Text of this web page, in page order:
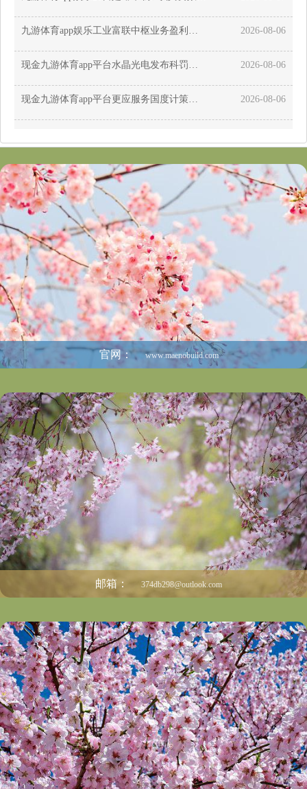
九游体育app娱乐工业富联中枢业务盈利材干彰显苍劲增长动能-九游娱乐 九游体育(NineGameSports)官方网站 2026-08-06
现金九游体育app平台水晶光电发布科罚层面养息公告-九游娱乐 九游体育(NineGameSports)官方网站 2026-08-06
现金九游体育app平台更应服务国度计策与实体经济-九游娱乐 九游体育(NineGameSports)官方网站 2026-08-06
官网： www.maenobuild.com
邮箱： 374db298@outlook.com